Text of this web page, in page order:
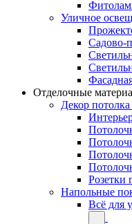
Уличное
Садово-
Отделочные
Декор потолка
Розетки
Напольные
Всё для